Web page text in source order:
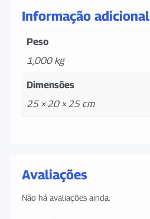
Informação adicional
Peso
1,000 kg
Dimensões
25 × 20 × 25 cm
Avaliações
Não há avaliações ainda.